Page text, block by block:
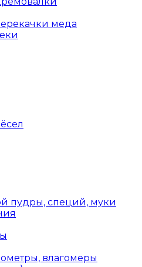
меда
пудры, специй, муки
влагомеры